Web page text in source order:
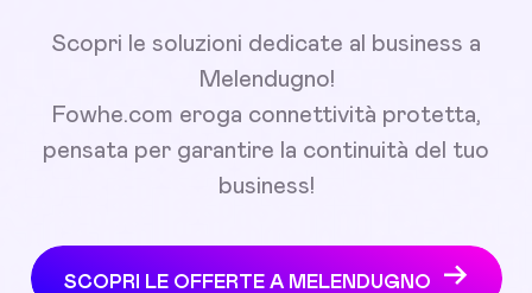
Scopri le soluzioni dedicate al business a
Melendugno!
Fowhe.com eroga connettività protetta,
pensata per garantire la continuità del tuo
business!
SCOPRI LE OFFERTE A MELENDUGNO